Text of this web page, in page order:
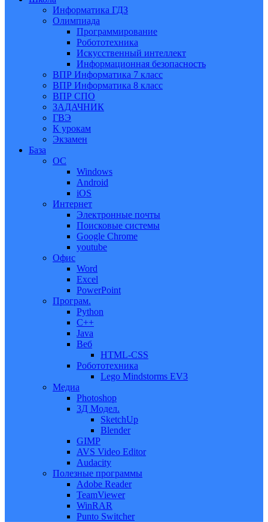
Информатика ГДЗ
Олимпиада
Программирование
Робототехника
Искусственный интеллект
Информационная безопасность
ВПР Информатика 7 класс
ВПР Информатика 8 класс
ВПР СПО
ЗАДАЧНИК
ГВЭ
К урокам
Экзамен
База
ОС
Windows
Android
iOS
Интернет
Электронные почты
Поисковые системы
Google Chrome
youtube
Офис
Word
Excel
PowerPoint
Програм.
Python
C++
Java
Веб
HTML-CSS
Робототехника
Lego Mindstorms EV3
Медиа
Photoshop
3Д Модел.
SketchUp
Blender
GIMP
AVS Video Editor
Audacity
Полезные программы
Adobe Reader
TeamViewer
WinRAR
Punto Switcher